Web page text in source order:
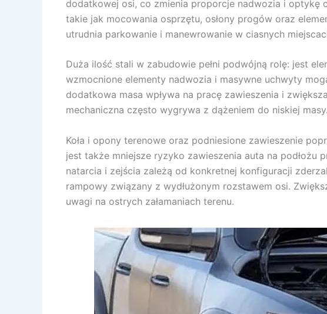
dodatkowej osi, co zmienia proporcje nadwozia i optykę
takie jak mocowania osprzętu, osłony progów oraz
utrudnia parkowanie i manewrowanie w ciasnych
Duża ilość stali w zabudowie pełni podwójną rolę: jest
wzmocnione elementy nadwozia i masywne uchwyty
dodatkowa masa wpływa na pracę zawieszenia i
mechaniczna często wygrywa z dążeniem do niskiej masy.
Koła i opony terenowe oraz podniesione zawieszenie
jest także mniejsze ryzyko zawieszenia auta na
natarcia i zejścia zależą od konkretnej konfiguracji
rampowy związany z wydłużonym rozstawem osi.
uwagi na ostrych załamaniach terenu.